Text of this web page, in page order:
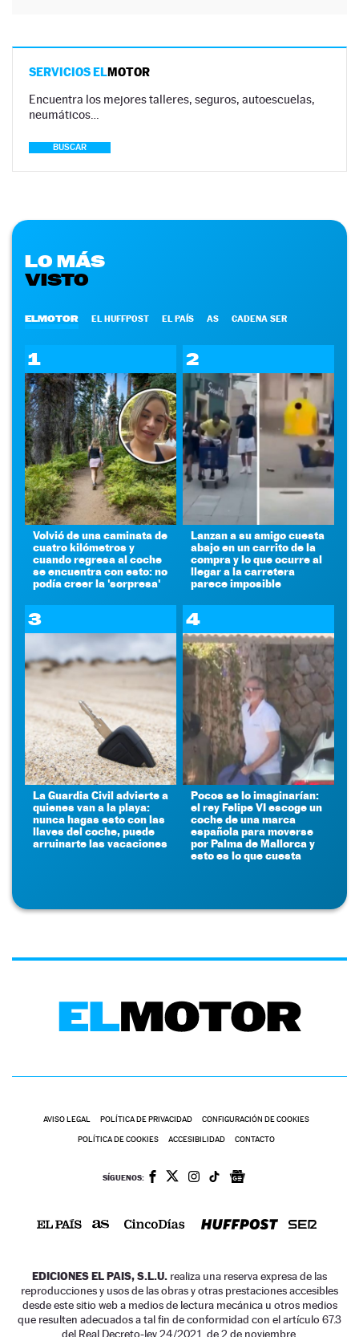
SERVICIOS ELMOTOR
Encuentra los mejores talleres, seguros, autoescuelas,
neumáticos…
BUSCAR
LO MÁS
VISTO
ELMOTOR EL HUFFPOST EL PAÍS AS CADENA SER
1
Volvió de una caminata de
cuatro kilómetros y
cuando regresa al coche
se encuentra con esto: no
podía creer la 'sorpresa'
2
Lanzan a su amigo cuesta
abajo en un carrito de la
compra y lo que ocurre al
llegar a la carretera
parece imposible
3
La Guardia Civil advierte a
quienes van a la playa:
nunca hagas esto con las
llaves del coche, puede
arruinarte las vacaciones
4
Pocos se lo imaginarían:
el rey Felipe VI escoge un
coche de una marca
española para moverse
por Palma de Mallorca y
esto es lo que cuesta
AVISO LEGAL POLÍTICA DE PRIVACIDAD CONFIGURACIÓN DE COOKIES
POLÍTICA DE COOKIES ACCESIBILIDAD CONTACTO
SÍGUENOS:
EDICIONES EL PAIS, S.L.U. realiza una reserva expresa de las
reproducciones y usos de las obras y otras prestaciones accesibles
desde este sitio web a medios de lectura mecánica u otros medios
que resulten adecuados a tal fin de conformidad con el artículo 67.3
del Real Decreto-ley 24/2021, de 2 de noviembre.